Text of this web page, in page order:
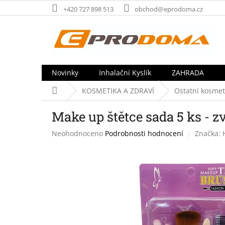
na
+420 727 898 513 obchod@eprodoma.cz
Novinky Inhalační Kyslík ZAHRADA
Domů KOSMETIKA A ZDRAVÍ Ostatní
Make up štětce sada 5 ks -
Průměrné
Neohodnoceno Podrobnosti hodnocení Značka: